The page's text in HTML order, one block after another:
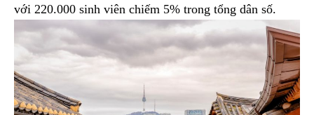
với 220.000 sinh viên chiếm 5% trong tổng dân số.